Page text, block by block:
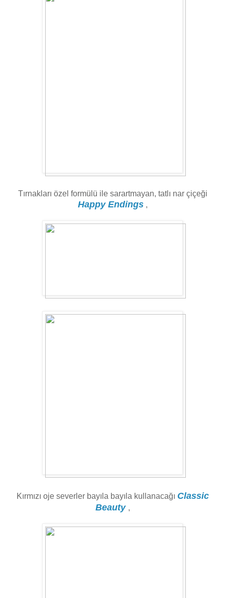
Tırnakları özel formülü ile sarartmayan, tatlı nar çiçeği
Happy Endings,
Kırmızı oje severler bayıla bayıla kullanacağı Classic
Beauty ,